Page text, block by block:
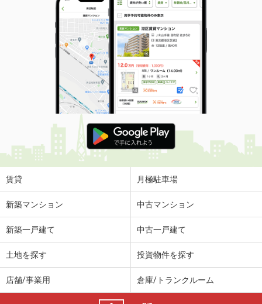
賃貸 月極駐車場
新築マンション 中古マンション
新築一戸建て 中古一戸建て
土地を探す 投資物件を探す
店舗/事業用 倉庫/トランクルーム